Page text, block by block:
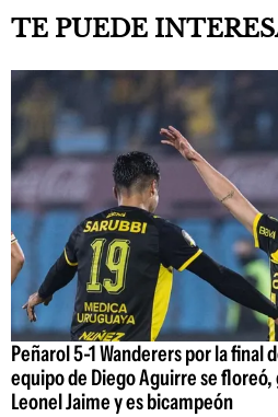
TE PUEDE
Peñarol 5-1 Wanderers por la
equipo de Diego Aguirre se
Leonel Jaime y es bicampeón